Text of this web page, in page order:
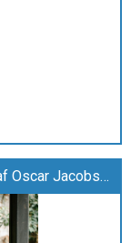
Zandershop – din eksklusive forhandler af Oscar Jacobson jakkesæt og modetøj